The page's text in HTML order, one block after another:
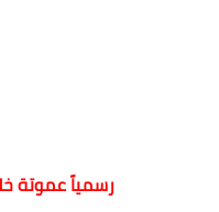
رسمياً عموتة